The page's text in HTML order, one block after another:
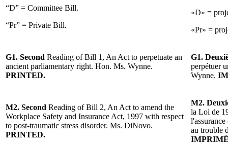
“D” = Committee Bill.
“Pr” = Private Bill.
«D» =
«Pr» =
G1. Second Reading of Bill 1, An Act to perpetuate an
ancient parliamentary right. Hon. Ms. Wynne.
PRINTED.
G1.
perpétuer
Wynne.
M2. Second Reading of Bill 2, An Act to amend the
Workplace Safety and Insurance Act, 1997 with respect
to post-traumatic stress disorder. Ms. DiNovo.
PRINTED.
M2.
la Loi de
au trouble